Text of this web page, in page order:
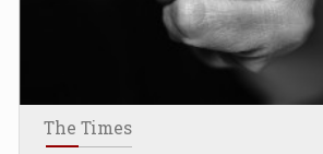
The Times